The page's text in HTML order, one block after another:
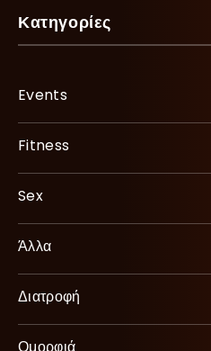
Κατηγορίες
Events
Fitness
Sex
Άλλα
Διατροφή
Ομορφιά